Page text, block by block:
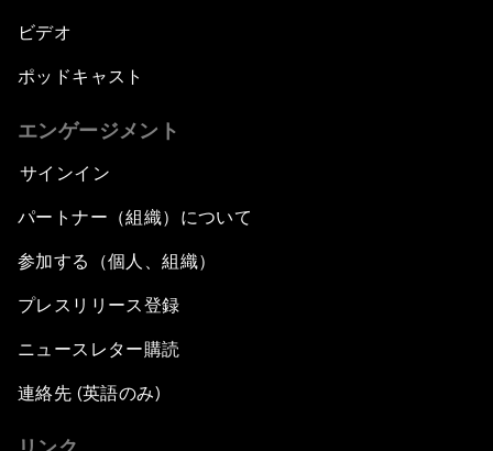
ビデオ
ポッドキャスト
エンゲージメント
サインイン
パートナー（組織）について
参加する（個人、組織）
プレスリリース登録
ニュースレター購読
連絡先 (英語のみ)